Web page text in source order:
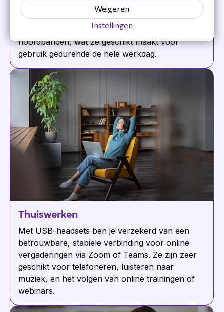
storende factor zijn tijdens videoverga-
deringen. De meesten zijn voorzien van
ergonomische oorkussens en verstelbare
hoofdbanden, wat ze geschikt maakt voor
gebruik gedurende de hele werkdag.
Thuiswerken
Met USB-headsets ben je verzekerd van een
betrouwbare, stabiele verbinding voor online
vergaderingen via Zoom of Teams. Ze zijn zeer
geschikt voor telefoneren, luisteren naar
muziek, en het volgen van online trainingen of
webinars.
Instellingen
Weigeren